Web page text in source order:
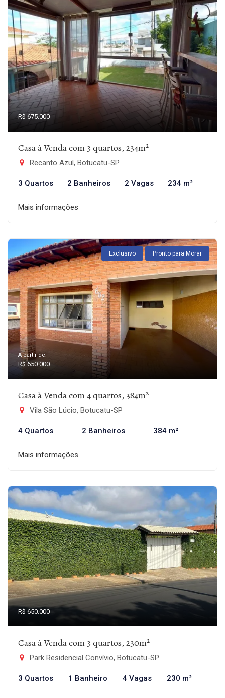
R$ 675.000
Casa à Venda com 3 quartos, 234m²
Recanto Azul, Botucatu-SP
3 Quartos 2 Banheiros 2 Vagas 234 m²
Mais informações
Exclusivo Pronto para Morar
A partir de:
R$ 650.000
Casa à Venda com 4 quartos, 384m²
Vila São Lúcio, Botucatu-SP
4 Quartos 2 Banheiros 384 m²
Mais informações
R$ 650.000
Casa à Venda com 3 quartos, 230m²
Park Residencial Convívio, Botucatu-SP
3 Quartos 1 Banheiro 4 Vagas 230 m²